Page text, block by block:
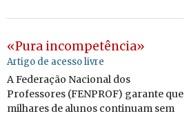
«Pura incompetência»
Artigo de acesso livre
A Federação Nacional dos
Professores (FENPROF) garante que
milhares de alunos continuam sem